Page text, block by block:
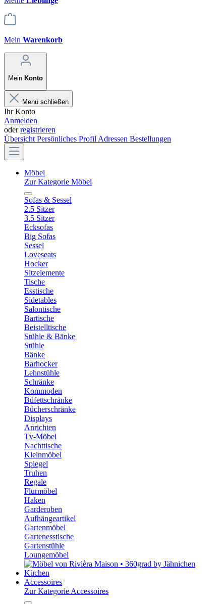
Mein Warenkorb
Mein Konto
Menü schließen
Ihr Konto
Anmelden
oderregistrieren
Übersicht Persönliches Profil Adressen Bestellungen
Möbel
Zur Kategorie Möbel
Sofas & Sessel
2.5 Sitzer
3.5 Sitzer
Ecksofas
Big Sofas
Sessel
Loveseats
Hocker
Sitzelemente
Tische
Esstische
Sidetables
Salontische
Bartische
Beistelltische
Stühle & Bänke
Stühle
Bänke
Barhocker
Lehnstühle
Schränke
Kommoden
Büfettschränke
Bücherschränke
Displays
Anrichten
Tv-Möbel
Nachttische
Kleinmöbel
Spiegel
Truhen
Regale
Flurmöbel
Haken
Garderoben
Aufhängeartikel
Gartenmöbel
Gartenesstische
Gartenstühle
Loungemöbel
Küchen
Accessoires
Zur Kategorie Accessoires